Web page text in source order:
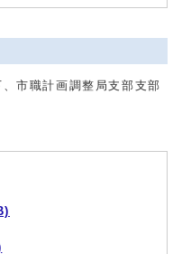
市職計画調整局支部支部